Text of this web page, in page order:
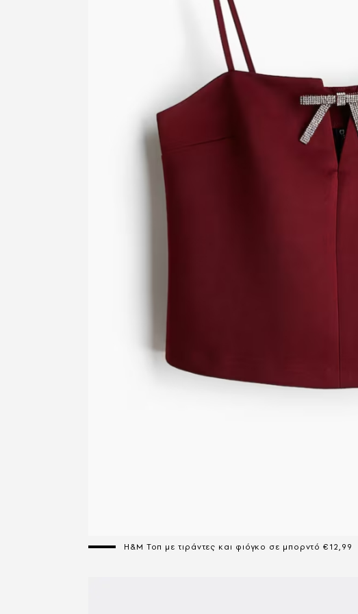
H&M Τοπ με τιράντες και φιόγκο σε μπορντό €12,99